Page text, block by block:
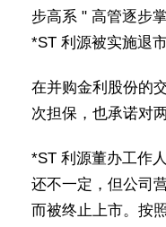
步高系 " 高管逐步
*ST 利源被实施退
在并购金利股份的
次担保，也承诺对
*ST 利源董办工作
还不一定，但公司
而被终止上市。按